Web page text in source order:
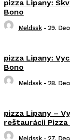
pizza Lipany:
Bono
Meldssk - 29.
pizza Lipany:
Bono
Meldssk - 28.
pizza Lipany –
reštaurácii Pizza
Meldssk - 27.